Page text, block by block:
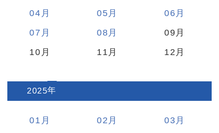
04 05
06
07
08
09
10
11 12
2025:
01 02
03